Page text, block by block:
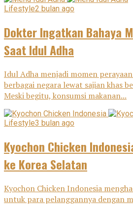
Lifestyle2 bulan ago
Dokter Ingatkan Bahaya
Saat Idul Adha
Idul Adha menjadi momen
berbagai negara lewat sajian khas
Meski begitu, konsumsi makanan...
Lifestyle3 bulan ago
Kyochon Chicken
ke Korea Selatan
Kyochon Chicken Indonesia
untuk para pelanggannya dengan